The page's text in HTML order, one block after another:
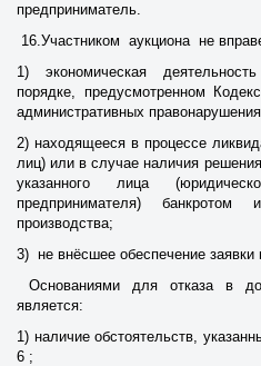
предприниматель.
16.Участником аукциона не
1) экономическая
порядке, предусмотренном
административных
2) находящееся в процессе
лиц) или в случае наличия
указанного лица
предпринимателя)
производства;
3) не внёсшее обеспечение заявки
Основаниями для отказа в
является:
1) наличие обстоятельств,
6 ;